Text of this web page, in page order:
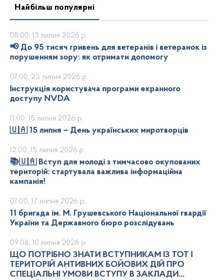
Найбільш популярні
📢 До 95 тисяч гривень для ветеранів і ветеранок із
порушенням зору: як отримати допомогу
08:00, 13 липня 2026 р.
Інструкція користувача програми екранного
доступу NVDA
07:00, 23 липня 2026 р.
🇺🇦 15 липня – День українських миротворців
11:00, 15 липня 2026 р.
📚🇺🇦 Вступ для молоді з тимчасово окупованих
територій: стартувала важлива інформаційна
кампанія!
12:00, 15 липня 2026 р.
11 бригада ім. М. Грушевського Національної гвардії
України та Державного бюро розслідувань
07:00, 17 липня 2026 р.
ЩО ПОТРІБНО ЗНАТИ ВСТУПНИКАМ ІЗ ТОТ І
ТЕРИТОРІЙ АНТИВНИХ БОЙОВИХ ДІЙ ПРО
СПЕЦІАЛЬНІ УМОВИ ВСТУПУ В ЗАКЛАДИ
09:08, 10 липня 2026 р.